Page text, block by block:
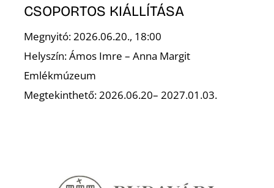
CSOPORTOS KIÁLLÍTÁSA
Megnyitó: 2026.06.20., 18:00
Helyszín: Ámos Imre – Anna Margit
Emlékmúzeum
Megtekinthető: 2026.06.20– 2027.01.03.